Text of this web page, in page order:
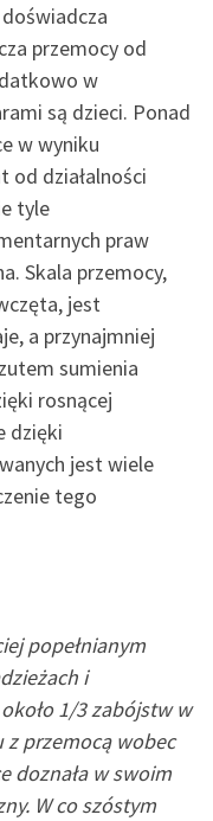
przemocy od
w
są dzieci. Ponad
w wyniku
od działalności
tyle
praw
Skala przemocy,
jest
a przynajmniej
sumienia
rosnącej
dzięki
jest wiele
tego
popełnianym
i
1/3 zabójstw w
przemocą wobec
doznała w swoim
W co szóstym